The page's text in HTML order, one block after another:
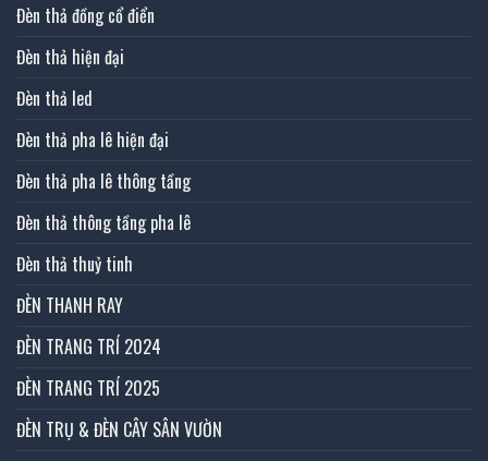
Đèn thả đồng cổ điển
Đèn thả hiện đại
Đèn thả led
Đèn thả pha lê hiện đại
Đèn thả pha lê thông tầng
Đèn thả thông tầng pha lê
Đèn thả thuỷ tinh
ĐÈN THANH RAY
ĐÈN TRANG TRÍ 2024
ĐÈN TRANG TRÍ 2025
ĐÈN TRỤ & ĐÈN CÂY SÂN VƯỜN